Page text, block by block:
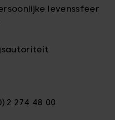
levenssfeer
274 48 00